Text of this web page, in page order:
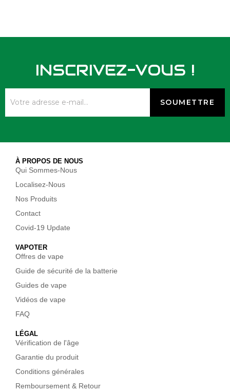
INSCRIVEZ-VOUS !
À PROPOS DE NOUS
Qui Sommes-Nous
Localisez-Nous
Nos Produits
Contact
Covid-19 Update
VAPOTER
Offres de vape
Guide de sécurité de la batterie
Guides de vape
Vidéos de vape
FAQ
LÉGAL
Vérification de l'âge
Garantie du produit
Conditions générales
Remboursement & Retour